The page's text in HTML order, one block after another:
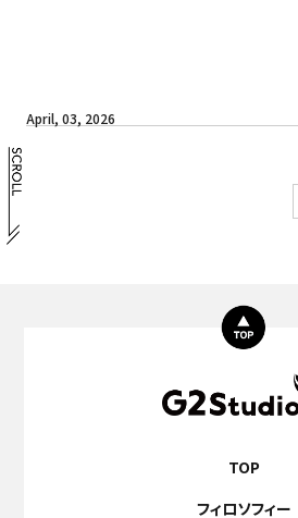
April, 03, 2026
TOP
フィロソフィー